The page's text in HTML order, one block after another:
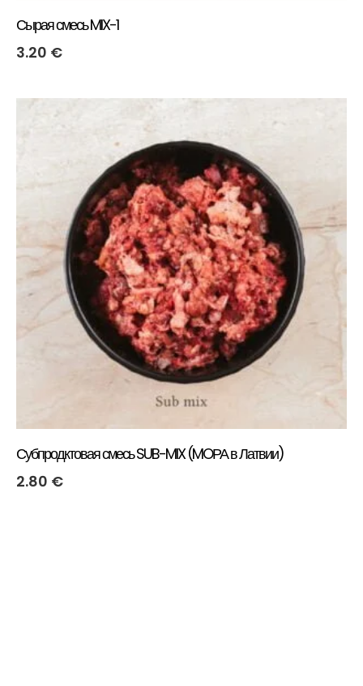
Сырая смесь MIX-1
3.20 €
Субпродктовая смесь SUB-MIX (MOРА в Латвии)
2.80 €